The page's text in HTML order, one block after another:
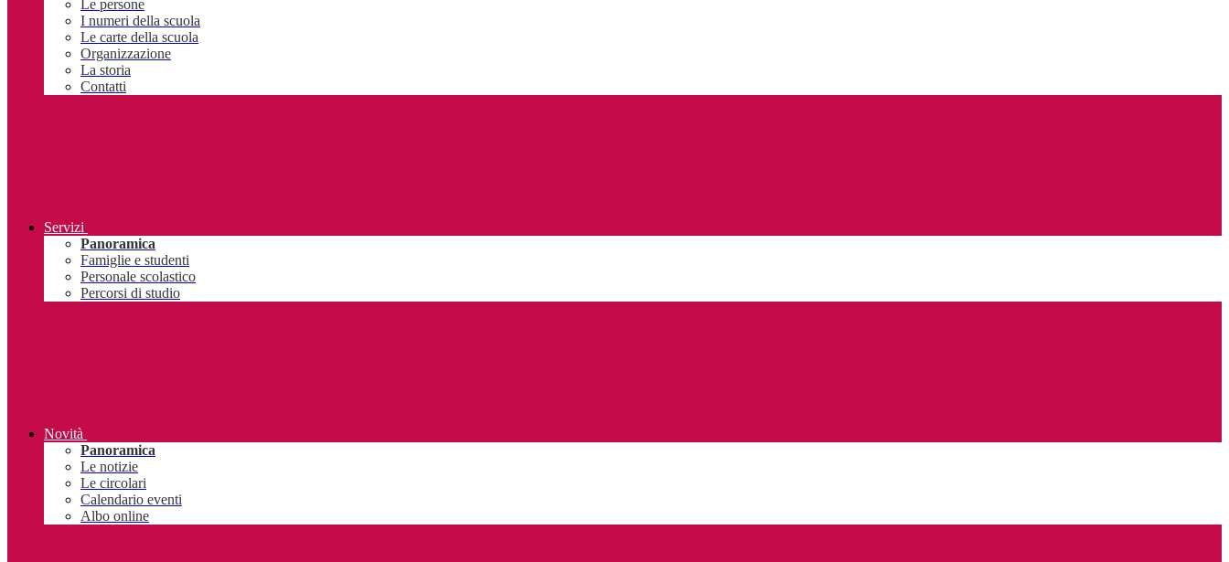
Le persone
I numeri della scuola
Le carte della scuola
Organizzazione
La storia
Contatti
Servizi
Panoramica
Famiglie e studenti
Personale scolastico
Percorsi di studio
Novità
Panoramica
Le notizie
Le circolari
Calendario eventi
Albo online